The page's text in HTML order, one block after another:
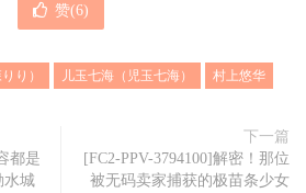
赞(6)
り） 儿玉七海（児玉七海） 村上悠华
都是
水城
下一篇
[FC2-PPV-3794100]解密！那位
被无码卖家捕获的极苗条少女